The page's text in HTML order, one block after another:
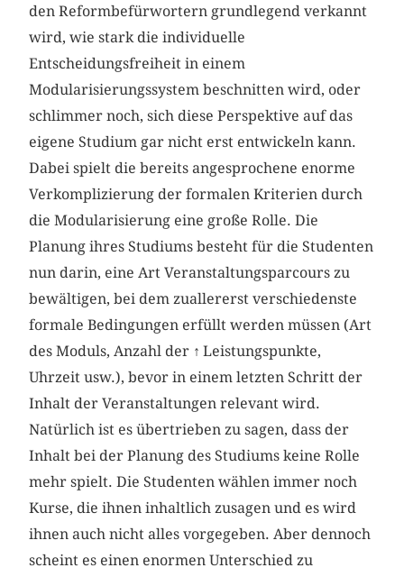
den Reformbefürwortern grundlegend verkannt
wird, wie stark die individuelle
Entscheidungsfreiheit in einem
Modularisierungssystem beschnitten wird, oder
schlimmer noch, sich diese Perspektive auf das
eigene Studium gar nicht erst entwickeln kann.
Dabei spielt die bereits angesprochene enorme
Verkomplizierung der formalen Kriterien durch
die Modularisierung eine große Rolle. Die
Planung ihres Studiums besteht für die Studenten
nun darin, eine Art Veranstaltungsparcours zu
bewältigen, bei dem zuallererst verschiedenste
formale Bedingungen erfüllt werden müssen (Art
des Moduls, Anzahl der ↑Leistungspunkte,
Uhrzeit usw.), bevor in einem letzten Schritt der
Inhalt der Veranstaltungen relevant wird.
Natürlich ist es übertrieben zu sagen, dass der
Inhalt bei der Planung des Studiums keine Rolle
mehr spielt. Die Studenten wählen immer noch
Kurse, die ihnen inhaltlich zusagen und es wird
ihnen auch nicht alles vorgegeben. Aber dennoch
scheint es einen enormen Unterschied zu